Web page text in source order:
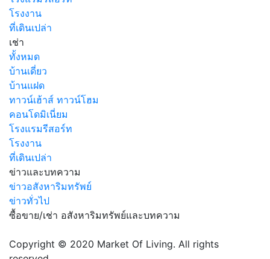
โรงงาน
ที่เดินเปล่า
เช่า
ทั้งหมด
บ้านเดี่ยว
บ้านแฝด
ทาวน์เฮ้าส์ ทาวน์โฮม
คอนโดมิเนี่ยม
โรงแรมรีสอร์ท
โรงงาน
ที่เดินเปล่า
ข่าวและบทความ
ข่าวอสังหาริมทรัพย์
ข่าวทั่วไป
ซื้อขาย/เช่า อสังหาริมทรัพย์และบทความ
Copyright © 2020 Market Of Living. All rights